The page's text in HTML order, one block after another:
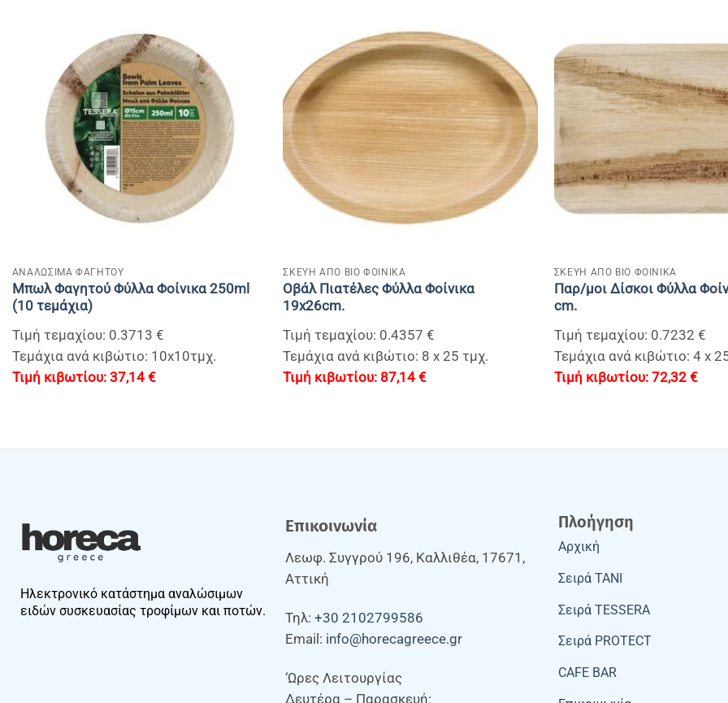
ΑΝΑΛΩΣΙΜΑ ΦΑΓΗΤΟΥ
Μπωλ Φαγητού Φύλλα Φοίνικα 250ml
(10 τεμάχια)
Τιμή τεμαχίου: 0.3713 €
Τεμάχια ανά κιβώτιο: 10x10τμχ.
37,14 €
ΣΚΕΥΗ ΑΠΟ ΒΙΟ ΦΟΙΝΙΚΑ
Οβάλ Πιατέλες Φύλλα Φοίνικα
19x26cm.
Τιμή τεμαχίου: 0.4357 €
Τεμάχια ανά κιβώτιο: 8 x 25 τμχ.
87,14€
ΣΚΕΥΗ ΑΠΟ ΒΙΟ ΦΟΙΝΙΚΑ
Παρ/μοι Δίσκοι Φύλλα
cm.
Τιμή τεμαχίου: 0.7232 €
Τεμάχια ανά κιβώτιο: 4 x
72,32 €
Ηλεκτρονικό κατάστημα αναλώσιμων
ειδών συσκευασίας τροφίμων και ποτών.
Επικοινωνία
Λεωφ. Συγγρού 196, Καλλιθέα, 17671,
Αττική
Τηλ: +30 2102799586
Email: info@horecagreece.gr
‘Ωρες Λειτουργίας
Δευτέρα – Παρασκευή:
Πλοήγηση
Αρχική
Σειρά TANI
Σειρά TESSERA
Σειρά PROTECT
CAFE BAR